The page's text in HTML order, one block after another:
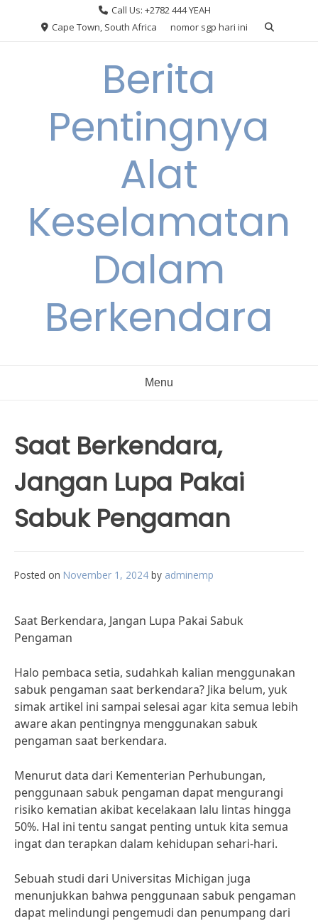
Call Us: +2782 444 YEAH
Cape Town, South Africa
nomor sgp hari ini
Berita
Pentingnya
Alat
Keselamatan
Dalam
Berkendara
Menu
Saat Berkendara,
Jangan Lupa Pakai
Sabuk Pengaman
Posted on November 1, 2024 by adminemp
Saat Berkendara, Jangan Lupa Pakai Sabuk
Pengaman
Halo pembaca setia, sudahkah kalian menggunakan
sabuk pengaman saat berkendara? Jika belum, yuk
simak artikel ini sampai selesai agar kita semua lebih
aware akan pentingnya menggunakan sabuk
pengaman saat berkendara.
Menurut data dari Kementerian Perhubungan,
penggunaan sabuk pengaman dapat mengurangi
risiko kematian akibat kecelakaan lalu lintas hingga
50%. Hal ini tentu sangat penting untuk kita semua
ingat dan terapkan dalam kehidupan sehari-hari.
Sebuah studi dari Universitas Michigan juga
menunjukkan bahwa penggunaan sabuk pengaman
dapat melindungi pengemudi dan penumpang dari